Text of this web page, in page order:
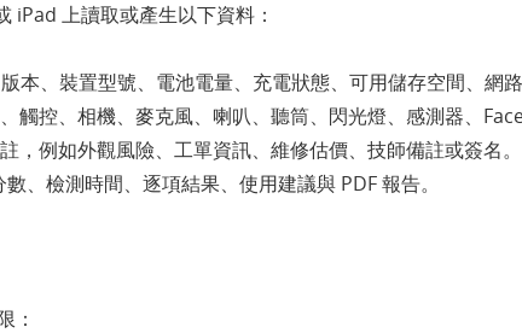
iPad 上讀取或產生以下資料：
本、裝置型號、電池電量、充電狀態、可用儲存空間、網
觸控、相機、麥克風、喇叭、聽筒、閃光燈、感測器、
，例如外觀風險、工單資訊、維修估價、技師備註或簽名。
、檢測時間、逐項結果、使用建議與 PDF 報告。
：